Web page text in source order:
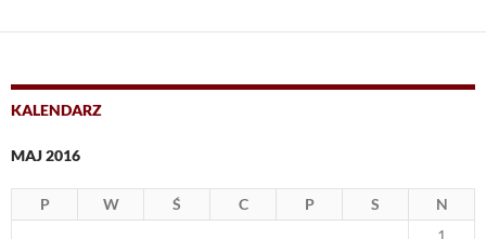
KALENDARZ
MAJ 2016
P W Ś C P S
N
1